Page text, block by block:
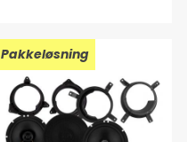
Pakkeløsning